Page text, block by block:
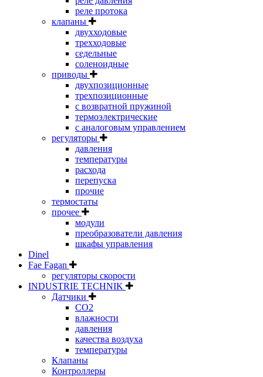
реле протока
клапаны
двухходовые
трехходовые
седельные
соленоидные
приводы
двухпозиционные
трехпозиционные
с возвратной пружиной
термоэлектрические
с аналоговым управлением
регуляторы
давления
температуры
расхода
перепуска
прочие
термостаты
прочее
модули
преобразователи давления
шкафы управления
Dinel
Fae Fagan
регуляторы скорости
INDUSTRIE TECHNIK
Датчики
CO2
влажности
давления
качества воздуха
температуры
Клапаны
Контроллеры